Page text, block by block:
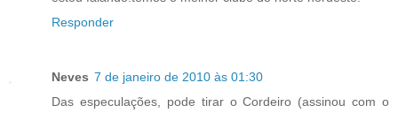
Responder
Neves 7 de janeiro de 2010 às 01:30
Das especulações, pode tirar o Cordeiro (assinou com o